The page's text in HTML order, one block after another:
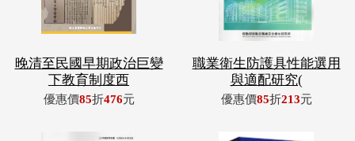
晚清至民國早期政治巨變
下教育制度西
優惠價85折476元
職業衛生防護具性能選用
與適配研究(
優惠價85折213元